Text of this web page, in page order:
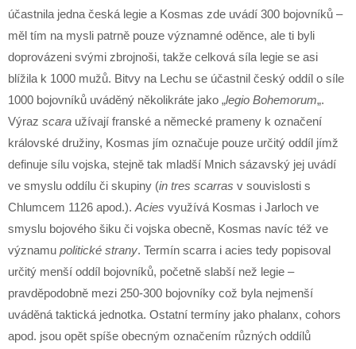
účastnila jedna česká legie a Kosmas zde uvádí 300 bojovníků –
měl tím na mysli patrně pouze významné oděnce, ale ti byli
doprovázeni svými zbrojnoši, takže celková síla legie se asi
blížila k 1000 mužů. Bitvy na Lechu se účastnil český oddíl o síle
1000 bojovníků uváděný několikráte jako „legio Bohemorum„.
Výraz scara užívají franské a německé prameny k označení
královské družiny, Kosmas jím označuje pouze určitý oddíl jímž
definuje sílu vojska, stejně tak mladší Mnich sázavský jej uvádí
ve smyslu oddílu či skupiny (in tres scarras v souvislosti s
Chlumcem 1126 apod.). Acies využívá Kosmas i Jarloch ve
smyslu bojového šiku či vojska obecně, Kosmas navíc též ve
významu politické strany. Termín scarra i acies tedy popisoval
určitý menší oddíl bojovníků, početně slabší než legie –
pravděpodobně mezi 250-300 bojovníky což byla nejmenší
uváděná taktická jednotka. Ostatní termíny jako phalanx, cohors
apod. jsou opět spíše obecným označením různých oddílů